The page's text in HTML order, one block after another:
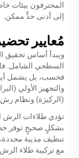
المحترفون بيئات
إلى أدنى حدٍّ ممكن.
مُعايير
ويبدأ أساس تحقيق
السطحي الشامل.
فحسب، بل يشمل
والتجهيز الأولي
(الركيزة) ونظام
تؤدي طلاءات الرش
بشكلٍ صحيحٍ توفر
تنظيف مذيبة محددة،
مع تركيبة طلاء